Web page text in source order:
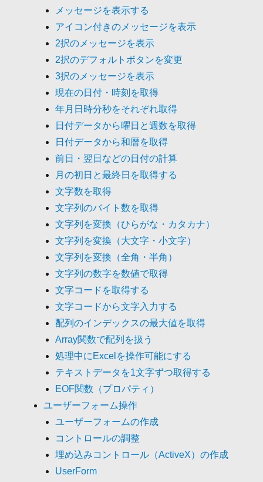
メッセージを表示する
アイコン付きのメッセージを表示
2択のメッセージを表示
2択のデフォルトボタンを変更
3択のメッセージを表示
現在の日付・時刻を取得
年月日時分秒をそれぞれ取得
日付データから曜日と週数を取得
日付データから和暦を取得
前日・翌日などの日付の計算
月の初日と最終日を取得する
文字数を取得
文字列のバイト数を取得
文字列を変換（ひらがな・カタカナ）
文字列を変換（大文字・小文字）
文字列を変換（全角・半角）
文字列の数字を数値で取得
文字コードを取得する
文字コードから文字入力する
配列のインデックスの最大値を取得
Array関数で配列を扱う
処理中にExcelを操作可能にする
テキストデータを1文字ずつ取得する
EOF関数（プロパティ）
ユーザーフォーム操作
ユーザーフォームの作成
コントロールの調整
埋め込みコントロール（ActiveX）の作成
UserForm